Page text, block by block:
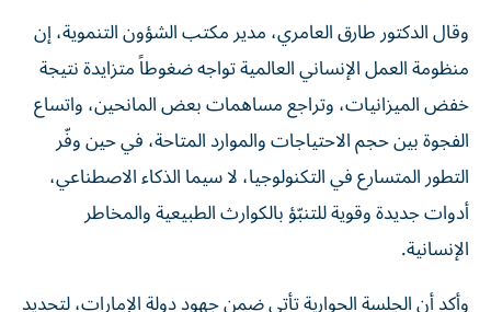
وقال الدكتور طارق العامري، مدير مكتب الشؤون التنموية، إن
منظومة العمل الإنساني العالمية تواجه ضغوطاً متزايدة نتيجة
خفض الميزانيات، وتراجع مساهمات بعض المانحين، واتساع
الفجوة بين حجم الاحتياجات والموارد المتاحة، في حين وفّر
التطور المتسارع في التكنولوجيا، لا سيما الذكاء الاصطناعي،
أدوات جديدة وقوية للتنبّؤ بالكوارث الطبيعية والمخاطر
الإنسانية.